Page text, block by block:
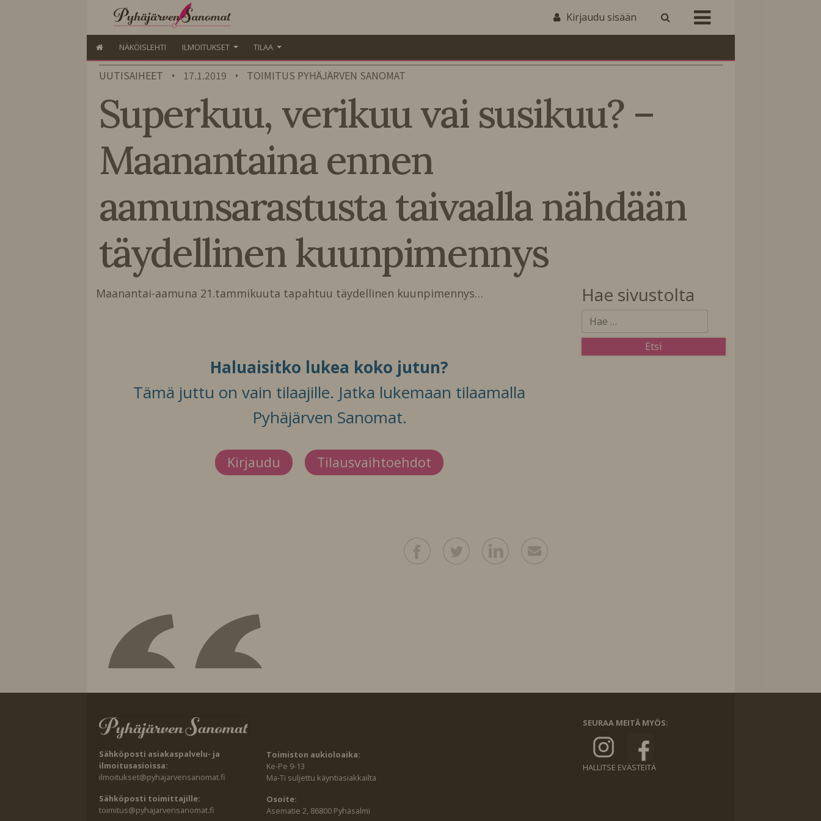
Kirjaudu sisään
NÄKÖISLEHTI ILMOITUKSET TILAA
UUTISAIHEET • 17.1.2019 • TOIMITUS PYHÄJÄRVEN SANOMAT
Superkuu, verikuu vai susikuu? –
Maanantaina ennen
aamunsarastusta taivaalla nähdään
täydellinen kuunpimennys
Maanantai-aamuna 21.tammikuuta tapahtuu täydellinen kuunpimennys…
Haluaisitko lukea koko jutun?
Tämä juttu on vain tilaajille. Jatka lukemaan tilaamalla
Pyhäjärven Sanomat.
Kirjaudu Tilausvaihtoehdot
Hae sivustolta
Sähköposti asiakaspalvelu- ja
ilmoitusasioissa:
ilmoitukset@pyhajarvensanomat.fi
Sähköposti toimittajille:
toimitus@pyhajarvensanomat.fi
Toimiston aukioloaika:
Ke-Pe 9-13
Ma-Ti suljettu käyntiasiakkailta
Osoite:
Asematie 2, 86800 Pyhäsalmi
SEURAA MEITÄ MYÖS:
HALLITSE EVÄSTEITÄ